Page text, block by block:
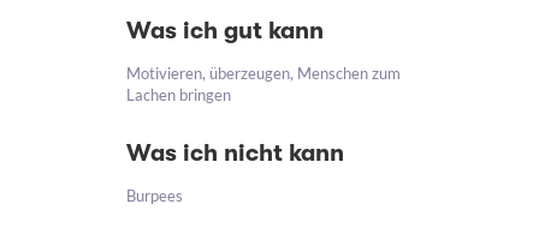
Was ich gut kann
Motivieren, überzeugen, Menschen zum
Lachen bringen
Was ich nicht kann
Burpees